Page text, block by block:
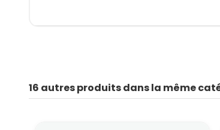
16 autres produits dans la même